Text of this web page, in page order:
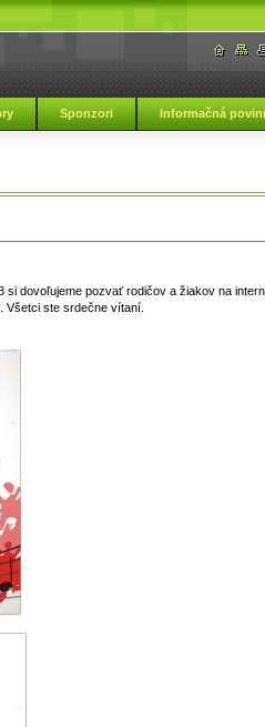
Sponzori Informačná
si dovoľujeme pozvať rodičov a žiakov na
Všetci ste srdečne vítaní.